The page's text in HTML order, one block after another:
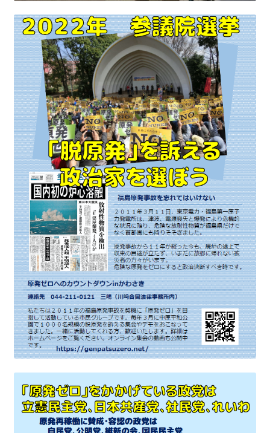
2023.1.19 東電旧経営陣、二審も無罪 民事裁判で認
めた「長期評価」を否定
原子力規制委員会「原発60年超運転」正式決定見送
り
原子力規制委員会「原発60年超運転」正式決定先送
りからわずか5日で、多数決決定
「原発６０年超へ」閣議決定
書籍
2022.12.29 原発事故と甲状腺がん
2023.1.26 「脱原発」成長論
2023.2.7 いまこそ私は原発に反対します
なぜ首都圏でガンが６０万人 増えているのか！？
南海トラフ巨大地震でも原発は大丈夫と言う人々
2026.5.3 原発を止めた町